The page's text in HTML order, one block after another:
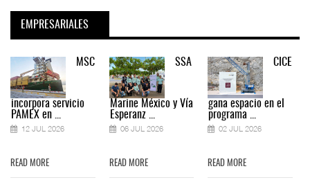
EMPRESARIALES
MSC
incorpora servicio
PAMEX en ...
12 JUL 2026
READ MORE
SSA
Marine México y Vía
Esperanz ...
06 JUL 2026
READ MORE
CICE
gana espacio en el
programa ...
02 JUL 2026
READ MORE